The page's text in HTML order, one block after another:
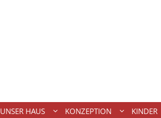
UNSER HAUS KONZEPTION KINDER